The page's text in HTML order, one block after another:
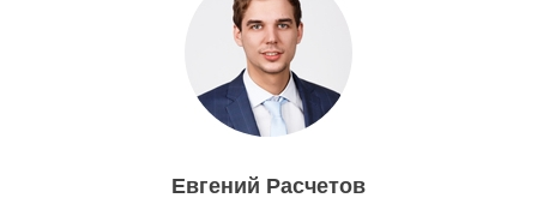
Евгений Расчетов